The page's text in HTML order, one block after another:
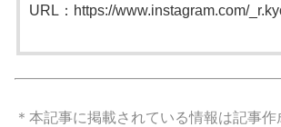
URL：https://www.instagram.com/
＊本記事に掲載されている情報は記事作